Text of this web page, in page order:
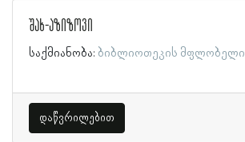
შახ-აზიზოვი
საქმიანობა: ბიბლიოთეკის მფლობელი
დაწვრილებით